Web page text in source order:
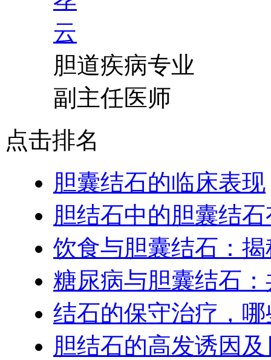
胆道疾病专业
副主任医师
点击排名
胆囊结石的临床表现
胆结石中的胆囊结
饮食与胆囊结石：
糖尿病与胆囊结石
结石的保守治疗，
胆结石的高发诱因